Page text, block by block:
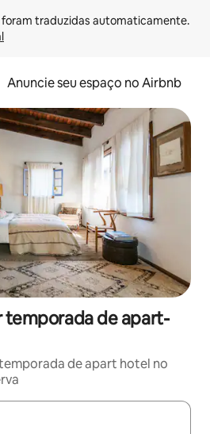
Anuncie seu espaço no Airbnb
temporada de apart-
de apart hotel no
disponíveis, explore-os